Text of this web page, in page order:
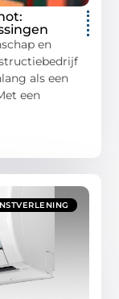
en
als een
een